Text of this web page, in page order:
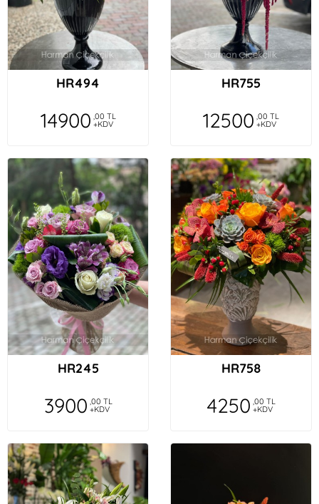
HR494
14900 ,00 TL
+KDV
HR755
12500 ,00 TL
+KDV
HR245
3900 ,00 TL
+KDV
HR758
4250 ,00 TL
+KDV